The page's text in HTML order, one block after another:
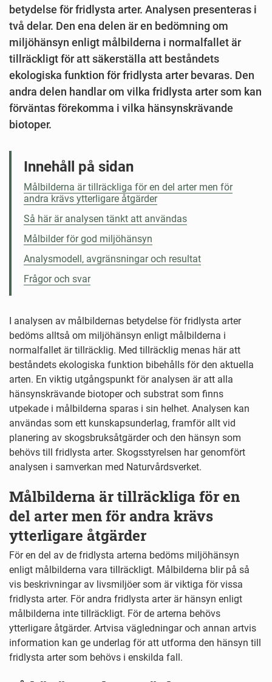
betydelse för fridlysta arter. Analysen presenteras i
två delar. Den ena delen är en bedömning om
miljöhänsyn enligt målbilderna i normalfallet är
tillräckligt för att säkerställa att beståndets
ekologiska funktion för fridlysta arter bevaras. Den
andra delen handlar om vilka fridlysta arter som kan
förväntas förekomma i vilka hänsynskrävande
biotoper.
Innehåll på sidan
Målbilderna är tillräckliga för en del arter men för
andra krävs ytterligare åtgärder
Så här är analysen tänkt att användas
Målbilder för god miljöhänsyn
Analysmodell, avgränsningar och resultat
Frågor och svar
I analysen av målbildernas betydelse för fridlysta arter
bedöms alltså om miljöhänsyn enligt målbilderna i
normalfallet är tillräcklig. Med tillräcklig menas här att
beståndets ekologiska funktion bibehålls för den aktuella
arten. En viktig utgångspunkt för analysen är att alla
hänsynskrävande biotoper och substrat som finns
utpekade i målbilderna sparas i sin helhet. Analysen kan
användas som ett kunskapsunderlag, framför allt vid
planering av skogsbruksåtgärder och den hänsyn som
behövs till fridlysta arter. Skogsstyrelsen har genomfört
analysen i samverkan med Naturvårdsverket.
Målbilderna är tillräckliga för en
del arter men för andra krävs
ytterligare åtgärder
För en del av de fridlysta arterna bedöms miljöhänsyn
enligt målbilderna vara tillräckligt. Målbilderna blir på så
vis beskrivningar av livsmiljöer som är viktiga för vissa
fridlysta arter. För andra fridlysta arter är hänsyn enligt
målbilderna inte tillräckligt. För de arterna behövs
ytterligare åtgärder. Artvisa vägledningar och annan artvis
information kan ge underlag för att utforma den hänsyn till
fridlysta arter som behövs i enskilda fall.